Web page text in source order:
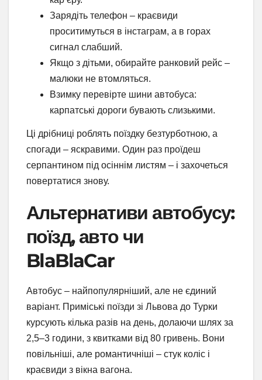
Зарядіть телефон – краєвиди
проситимуться в інстаграм, а в горах
сигнал слабший.
Якщо з дітьми, обирайте ранковий рейс –
малюки не втомляться.
Взимку перевірте шини автобуса:
карпатські дороги бувають слизькими.
Ці дрібниці роблять поїздку безтурботною, а
спогади – яскравими. Один раз проїдеш
серпантином під осіннім листям – і захочеться
повертатися знову.
Альтернативи автобусу:
поїзд, авто чи
BlaBlaCar
Автобус – найпопулярніший, але не єдиний
варіант. Приміські поїзди зі Львова до Турки
курсують кілька разів на день, долаючи шлях за
2,5–3 години, з квитками від 80 гривень. Вони
повільніші, але романтичніші – стук коліс і
краєвиди з вікна вагона.